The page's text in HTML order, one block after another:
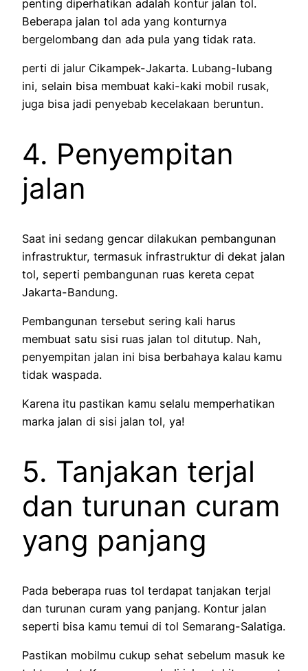
penting diperhatikan adalah kontur jalan tol.
Beberapa jalan tol ada yang konturnya
bergelombang dan ada pula yang tidak rata.
perti di jalur Cikampek-Jakarta. Lubang-lubang
ini, selain bisa membuat kaki-kaki mobil rusak,
juga bisa jadi penyebab kecelakaan beruntun.
4. Penyempitan
jalan
Saat ini sedang gencar dilakukan pembangunan
infrastruktur, termasuk infrastruktur di dekat jalan
tol, seperti pembangunan ruas kereta cepat
Jakarta-Bandung.
Pembangunan tersebut sering kali harus
membuat satu sisi ruas jalan tol ditutup. Nah,
penyempitan jalan ini bisa berbahaya kalau kamu
tidak waspada.
Karena itu pastikan kamu selalu memperhatikan
marka jalan di sisi jalan tol, ya!
5. Tanjakan terjal
dan turunan curam
yang panjang
Pada beberapa ruas tol terdapat tanjakan terjal
dan turunan curam yang panjang. Kontur jalan
seperti bisa kamu temui di tol Semarang-Salatiga.
Pastikan mobilmu cukup sehat sebelum masuk ke